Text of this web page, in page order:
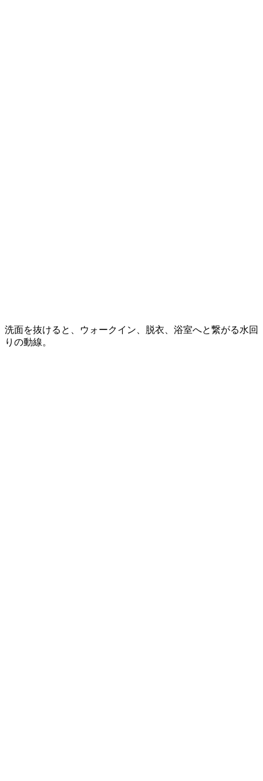
洗面を抜けると、ウォークイン、脱衣、浴室へと繋がる水回
りの動線。